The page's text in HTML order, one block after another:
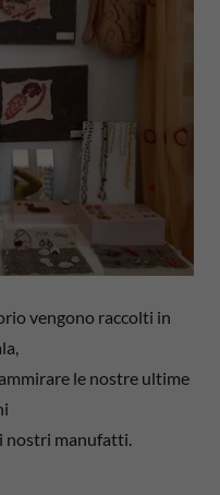
vengono raccolti in
le nostre ultime
nostri manufatti.